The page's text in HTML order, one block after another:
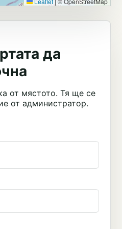
да
от мястото. Тя ще се
от администратор.